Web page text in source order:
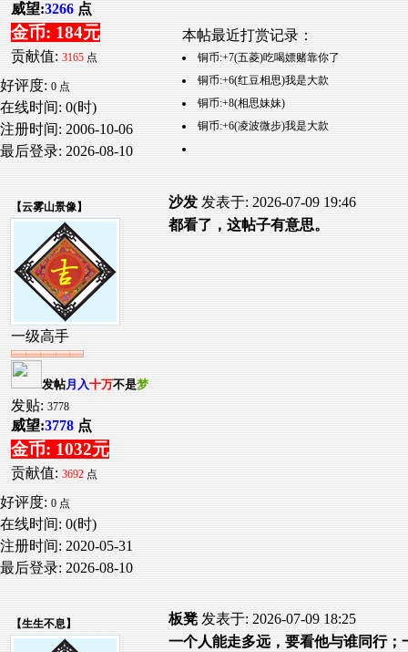
威望:3266 点
金币: 184元
贡献值: 3165 点
好评度: 0 点
在线时间: 0(时)
注册时间: 2006-10-06
最后登录: 2026-08-10
本帖最近打赏记录：
铜币:+7(五菱)吃喝嫖赌靠你了
铜币:+6(红豆相思)我是大款
铜币:+8(相思妹妹)
铜币:+6(凌波微步)我是大款
【云雾山景像】
一级高手
发帖月入十万不是梦
发贴: 3778
威望:3778 点
金币: 1032元
贡献值: 3692 点
好评度: 0 点
在线时间: 0(时)
注册时间: 2020-05-31
最后登录: 2026-08-10
沙发 发表于: 2026-07-09 19:46
都看了，这帖子有意思。
【生生不息】 板凳 发表于: 2026-07-09 18:25
一个人能走多远，要看他与谁同行